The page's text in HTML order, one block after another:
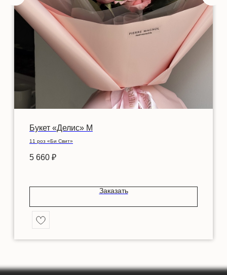
Букет «Делис» M
11 роз «Би Свит»
5 660 ₽
Заказать